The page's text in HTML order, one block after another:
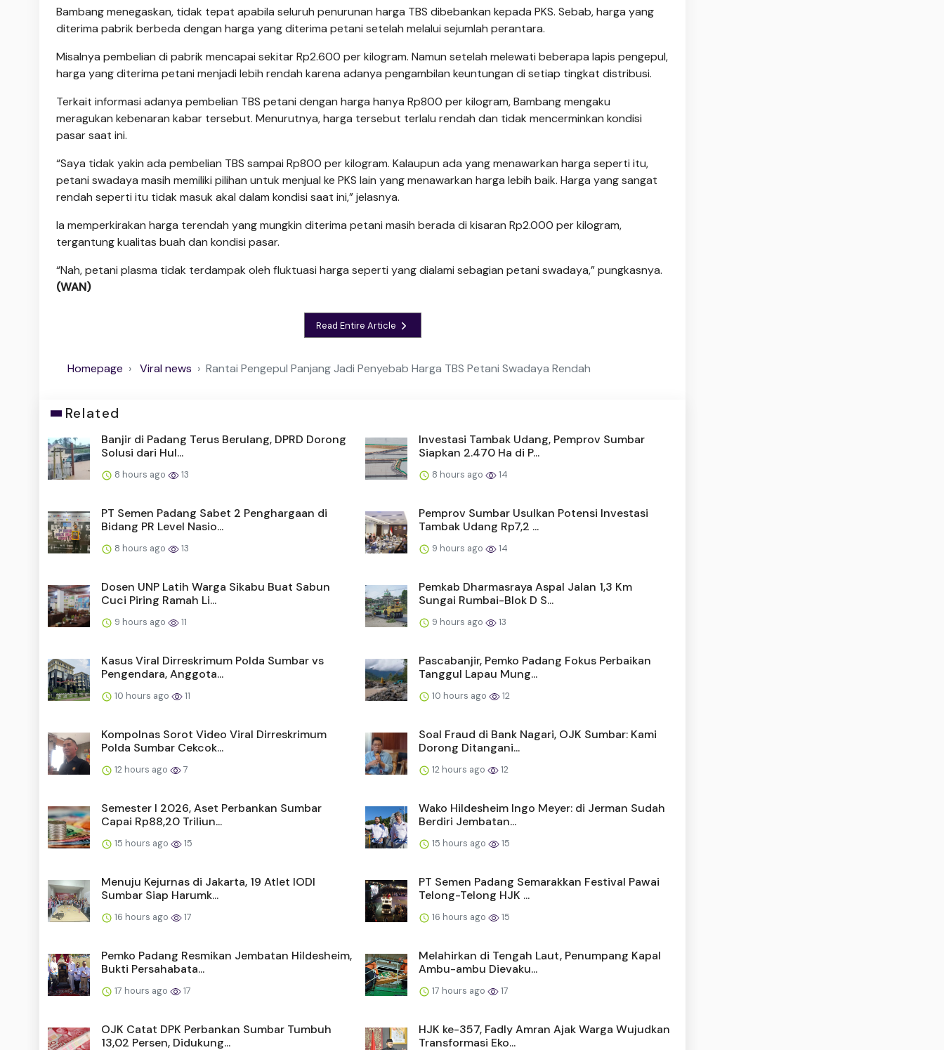
Bambang menegaskan, tidak tepat apabila seluruh penurunan harga TBS dibebankan kepada PKS. Sebab, harga yang
diterima pabrik berbeda dengan harga yang diterima petani setelah melalui sejumlah perantara.
Misalnya pembelian di pabrik mencapai sekitar Rp2.600 per kilogram. Namun setelah melewati beberapa lapis pengepul,
harga yang diterima petani menjadi lebih rendah karena adanya pengambilan keuntungan di setiap tingkat distribusi.
Terkait informasi adanya pembelian TBS petani dengan harga hanya Rp800 per kilogram, Bambang mengaku
meragukan kebenaran kabar tersebut. Menurutnya, harga tersebut terlalu rendah dan tidak mencerminkan kondisi
pasar saat ini.
“Saya tidak yakin ada pembelian TBS sampai Rp800 per kilogram. Kalaupun ada yang menawarkan harga seperti itu,
petani swadaya masih memiliki pilihan untuk menjual ke PKS lain yang menawarkan harga lebih baik. Harga yang sangat
rendah seperti itu tidak masuk akal dalam kondisi saat ini,” jelasnya.
Ia memperkirakan harga terendah yang mungkin diterima petani masih berada di kisaran Rp2.000 per kilogram,
tergantung kualitas buah dan kondisi pasar.
“Nah, petani plasma tidak terdampak oleh fluktuasi harga seperti yang dialami sebagian petani swadaya,” pungkasnya.
(WAN)
Read Entire Article
Homepage Viral news Rantai Pengepul Panjang Jadi Penyebab Harga TBS Petani Swadaya Rendah
Related
Banjir di Padang Terus Berulang, DPRD Dorong
Solusi dari Hul...
8 hours ago 13
Investasi Tambak Udang, Pemprov Sumbar
Siapkan 2.470 Ha di P...
8 hours ago 14
PT Semen Padang Sabet 2 Penghargaan di
Bidang PR Level Nasio...
8 hours ago 13
Pemprov Sumbar Usulkan Potensi Investasi
Tambak Udang Rp7,2 ...
9 hours ago 14
Dosen UNP Latih Warga Sikabu Buat Sabun
Cuci Piring Ramah Li...
9 hours ago 11
Pemkab Dharmasraya Aspal Jalan 1,3 Km
Sungai Rumbai-Blok D S...
9 hours ago 13
Kasus Viral Dirreskrimum Polda Sumbar vs
Pengendara, Anggota...
10 hours ago 11
Pascabanjir, Pemko Padang Fokus Perbaikan
Tanggul Lapau Mung...
10 hours ago 12
Kompolnas Sorot Video Viral Dirreskrimum
Polda Sumbar Cekcok...
12 hours ago 7
Soal Fraud di Bank Nagari, OJK Sumbar: Kami
Dorong Ditangani...
12 hours ago 12
Semester I 2026, Aset Perbankan Sumbar
Capai Rp88,20 Triliun...
15 hours ago 15
Wako Hildesheim Ingo Meyer: di Jerman Sudah
Berdiri Jembatan...
15 hours ago 15
Menuju Kejurnas di Jakarta, 19 Atlet IODI
Sumbar Siap Harumk...
16 hours ago 17
PT Semen Padang Semarakkan Festival Pawai
Telong-Telong HJK ...
16 hours ago 15
Pemko Padang Resmikan Jembatan Hildesheim,
Bukti Persahabata...
17 hours ago 17
Melahirkan di Tengah Laut, Penumpang Kapal
Ambu-ambu Dievaku...
17 hours ago 17
OJK Catat DPK Perbankan Sumbar Tumbuh
13,02 Persen, Didukung...
HJK ke-357, Fadly Amran Ajak Warga Wujudkan
Transformasi Eko...